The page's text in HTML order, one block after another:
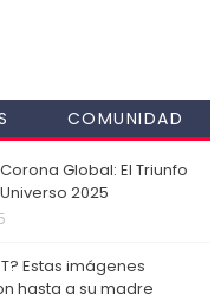
COMUNIDAD
Global: El Triunfo
2025
Estas imágenes
hasta a su madre